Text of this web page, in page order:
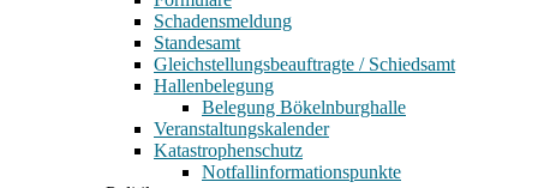
Schadensmeldung
Standesamt
Gleichstellungsbeauftragte / Schiedsamt
Hallenbelegung
Belegung Bökelnburghalle
Veranstaltungskalender
Katastrophenschutz
Notfallinformationspunkte